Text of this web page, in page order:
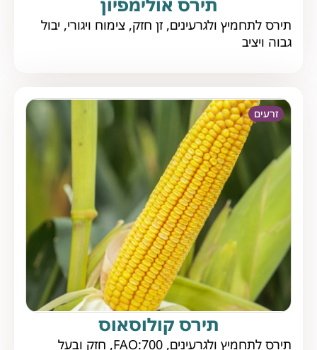
תירס אולימפיון
תירס לתחמיץ ולגרעינים, זן חזק, צימוח ויגורי, יבול
גבוה ויציב
זרעים
תירס קולוסאוס
תירס לתחמיץ ולגרעינים, FAO:700, חזק ובעל